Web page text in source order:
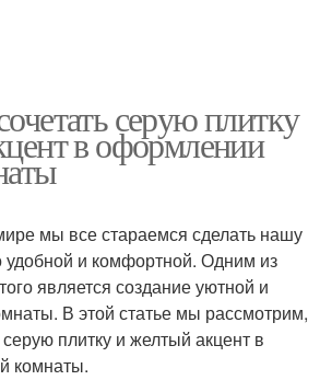
серую плитку
в оформлении
мы все стараемся сделать нашу
удобной и комфортной. Одним из
является создание уютной и
В этой статье мы рассмотрим,
плитку и желтый акцент в
комнаты.